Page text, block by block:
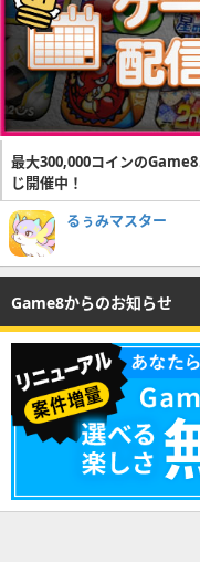
最大300,000コインの
じ開催中！
るぅみマスター
Game8からのお知らせ